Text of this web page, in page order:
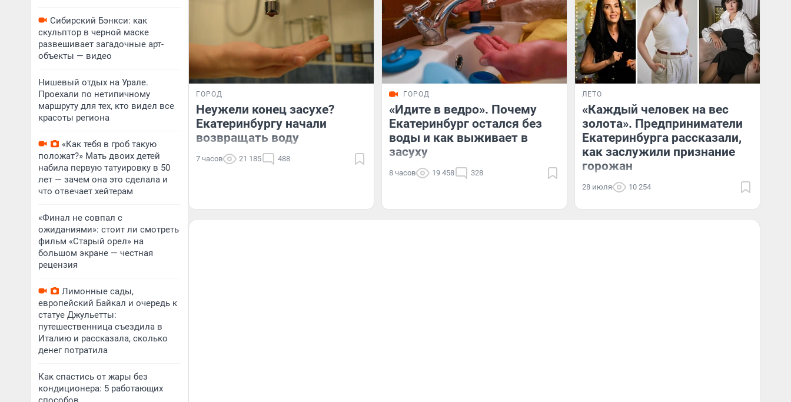
Сибирский Бэнкси: как
скульптор в черной маске
развешивает загадочные арт-
объекты — видео
Нишевый отдых на Урале.
Проехали по нетипичному
маршруту для тех, кто видел все
красоты региона
«Как тебя в гроб такую
положат?» Мать двоих детей
набила первую татуировку в 50
лет — зачем она это сделала и
что отвечает хейтерам
«Финал не совпал с
ожиданиями»: стоит ли смотреть
фильм «Старый орел» на
большом экране — честная
рецензия
Лимонные сады,
европейский Байкал и очередь к
статуе Джульетты:
путешественница съездила в
Италию и рассказала, сколько
денег потратила
Как спастись от жары без
кондиционера: 5 работающих
ГОРОД
Неужели конец засухе?
Екатеринбургу начали
возвращать воду
7 часов 21 185 488
ГОРОД
«Идите в ведро». Почему
Екатеринбург остался без
воды и как выживает в
засуху
8 часов 19 458 328
ЛЕТО
«Каждый человек на вес
золота». Предприниматели
Екатеринбурга рассказали,
как заслужили признание
горожан
28 июля 10 254